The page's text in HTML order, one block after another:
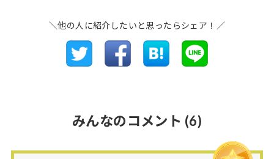
＼他の人に紹介したいと思ったらシェア！／
みんなのコメント (6)